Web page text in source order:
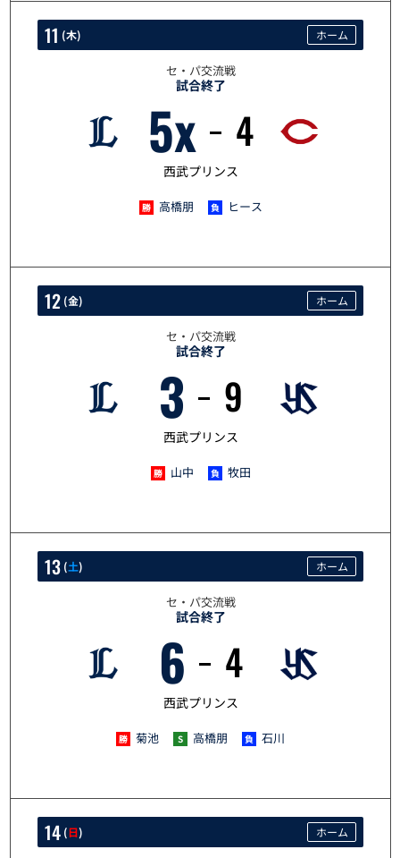
6/11
11 (木) ホーム
セ・パ交流戦
試合終了
5x 4
西武プリンス
高橋朋 ヒース
6/12
12 (金) ホーム
セ・パ交流戦
試合終了
3 9
西武プリンス
山中 牧田
6/13
13 (土) ホーム
セ・パ交流戦
試合終了
6 4
西武プリンス
菊池 高橋朋 石川
14 (日) ホーム